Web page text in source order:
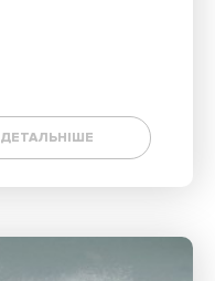
ДЕТАЛЬНІШЕ